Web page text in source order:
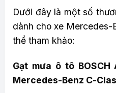
Dưới đây là một số
dành cho xe Mercedes-
thể tham khảo:
Gạt mưa ô tô
Mercedes-Benz C-